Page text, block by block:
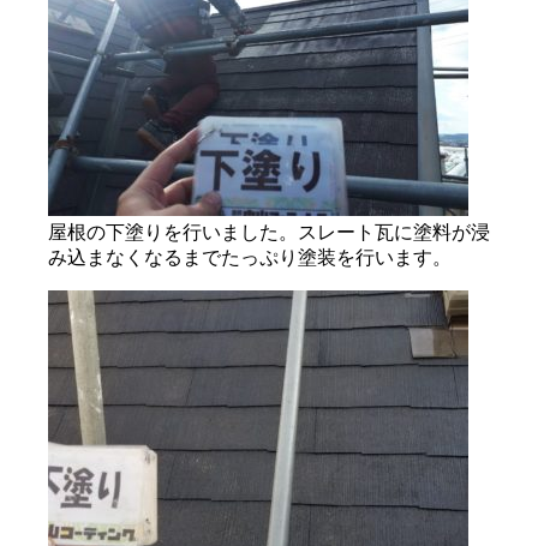
屋根の下塗りを行いました。スレート瓦に塗料が浸
み込まなくなるまでたっぷり塗装を行います。